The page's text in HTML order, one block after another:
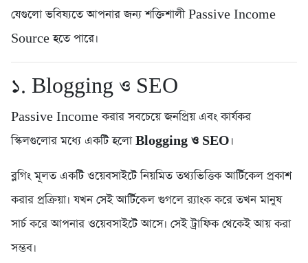
যেগুলো ভবিষ্যতে আপনার জন্য শক্তিশালী Passive Income
Source হতে পারে।
১. Blogging ও SEO
Passive Income করার সবচেয়ে জনপ্রিয় এবং কার্যকর
স্কিলগুলোর মধ্যে একটি হলোBlogging ও SEO।
ব্লগিং মূলত একটি ওয়েবসাইটে নিয়মিত তথ্যভিত্তিক আর্টিকেল প্রকাশ
করার প্রক্রিয়া। যখন সেই আর্টিকেল গুগলে র‍্যাংক করে তখন মানুষ
সার্চ করে আপনার ওয়েবসাইটে আসে। সেই ট্রাফিক থেকেই আয় করা
সম্ভব।